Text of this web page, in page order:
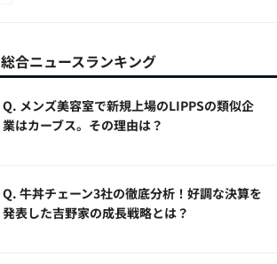
総合ニュースランキング
Q. メンズ美容室で新規上場のLIPPSの類似企
業はカーブス。その理由は？
Q. 牛丼チェーン3社の徹底分析！好調な決算を
発表した吉野家の成長戦略とは？